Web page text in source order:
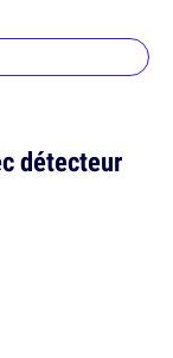
détecteur